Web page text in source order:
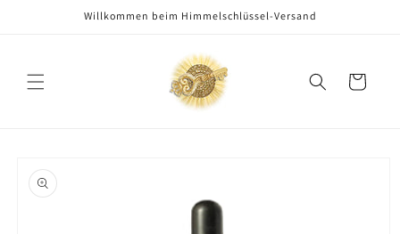
Willkommen beim Himmelschlüssel-Versand
Warenkorb